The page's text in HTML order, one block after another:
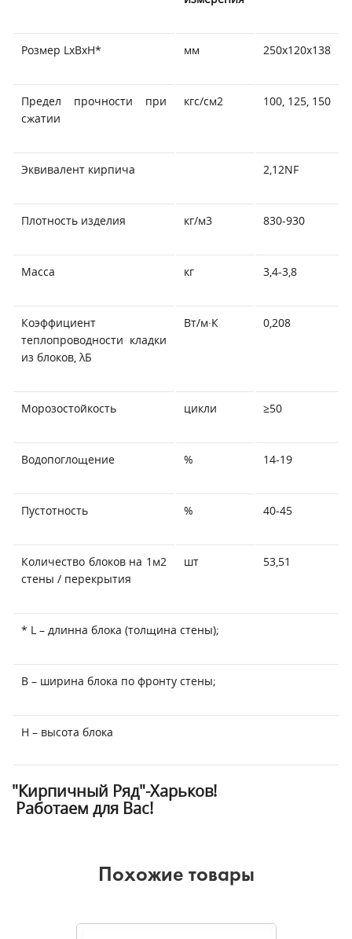
Розмер LxBxH* мм 250х120х138
Предел прочности при
сжатии
кгс/см2 100, 125, 150
Эквивалент кирпича 2,12NF
Плотность изделия кг/м3 830-930
Масса кг 3,4-3,8
Коэффициент
теплопроводности кладки
из блоков, λБ
Вт/м∙К 0,208
Морозостойкость цикли ≥50
Водопоглощение % 14-19
Пустотность % 40-45
Количество блоков на 1м2
стены / перекрытия
шт 53,51
* L – длинна блока (толщина стены);
В – ширина блока по фронту стены;
Н – высота блока
"Кирпичный Ряд"-Харьков!
Работаем для Вас!
Похожие товары